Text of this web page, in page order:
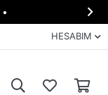
• 
HESABIM